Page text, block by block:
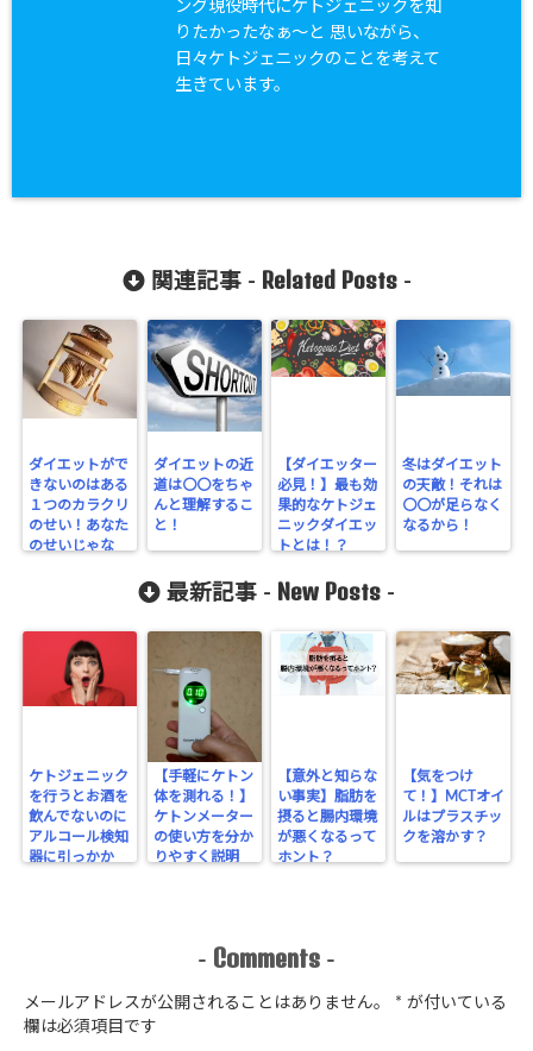
ング現役時代にケトジェニックを知
りたかったなぁ〜と 思いながら、
日々ケトジェニックのことを考えて
生きています。
関連記事 - Related Posts-
ダイエットがで
きないのはある
１つのカラクリ
のせい！あなた
のせいじゃな
ダイエットの近
道は〇〇をちゃ
んと理解するこ
と！
【ダイエッター
必見！】最も効
果的なケトジェ
ニックダイエッ
トとは！？
冬はダイエット
の天敵！それは
〇〇が足らなく
なるから！
最新記事 - New Posts -
ケトジェニック
を行うとお酒を
飲んでないのに
アルコール検知
器に引っかか
【手軽にケトン
体を測れる！】
ケトンメーター
の使い方を分か
りやすく説明
【意外と知らな
い事実】脂肪を
摂ると腸内環境
が悪くなるって
ホント？
【気をつけ
て！】MCTオイ
ルはプラスチッ
クを溶かす？
- Comments -
メールアドレスが公開されることはありません。 * が付いている
欄は必須項目です